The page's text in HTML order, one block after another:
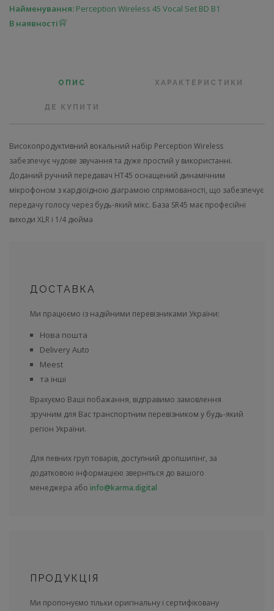
Найменування: Perception Wireless 45 Vocal Set BD B1
В наявності
ОПИС ХАРАКТЕРИСТИКИ
ДЕ КУПИТИ
Високопродуктивний вокальний набір Perception Wireless
забезпечує чудове звучання та дуже простий у використанні.
Доданий ручний передавач HT45 оснащений динамічним
мікрофоном з кардіоїдною діаграмою спрямованості, що забезпечує
передачу голосу через будь-який мікс. База SR45 має професійні
виходи XLR і 1/4 дюйма
ДОСТАВКА
Ми працюємо із надійними перевізниками України:
Нова пошта
Delivery Auto
Meest
та інші
Врахуємо Ваші побажання, відправимо замовлення
зручним для Вас транспортним перевізником у будь-який
регіон України.
Для певних груп товарів, доступний дропшипінг, за
додатковою інформацією зверніться до вашого
менеджера або info@karma.digital
ПРОДУКЦІЯ
Ми пропонуємо тільки оригінальну і сертифіковану